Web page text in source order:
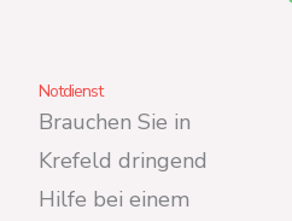
Notdienst
Brauchen Sie in
Krefeld dringend
Hilfe bei einem